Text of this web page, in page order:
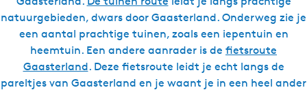
natuurgebieden, dwars door Gaasterland. Onderweg zie je
een aantal prachtige tuinen, zoals een iepentuin en
heemtuin. Een andere aanrader is de fietsroute
Gaasterland. Deze fietsroute leidt je echt langs de
pareltjes van Gaasterland en je waant je in een heel ander